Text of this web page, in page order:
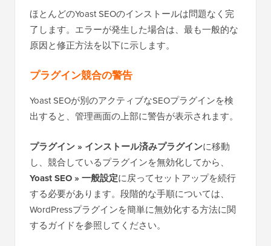
ほとんどのYoast SEOのインストールは問題なく完
了します。エラーが発生した場合は、最も一般的な
原因と修正方法を以下に示します。
プラグイン競合の警告
Yoast SEOが別のアクティブなSEOプラグインを検
出すると、管理画面の上部に警告が表示されます。
プラグイン » インストール済みプラグインに移動
し、競合しているプラグインを無効化してから、
Yoast SEO » 一般設定に戻ってセットアップを続行
する必要があります。段階的な手順については、
WordPressプラグインを簡単に無効化する方法に関
するガイドを参照してください。